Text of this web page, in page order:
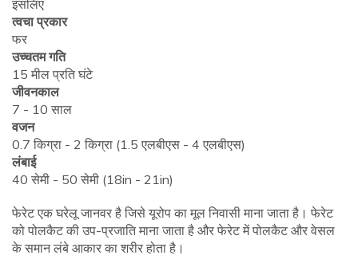
इसलिए
त्वचा प्रकार
फर
उच्चतम गति
15 मील प्रति घंटे
जीवनकाल
7 - 10 साल
वजन
0.7 किग्रा - 2 किग्रा (1.5 एलबीएस - 4 एलबीएस)
लंबाई
40 सेमी - 50 सेमी (18in - 21in)
फेरेट एक घरेलू जानवर है जिसे यूरोप का मूल निवासी माना जाता है। फेरेट
को पोलकैट की उप-प्रजाति माना जाता है और फेरेट में पोलकैट और वेसल
के समान लंबे आकार का शरीर होता है।